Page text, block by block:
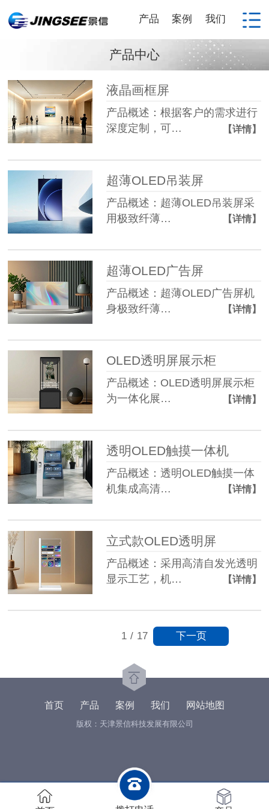
产品 案例 我们
产品中心
液晶画框屏
产品概述：根据客户的需求进行
深度定制，可…
【详情】
超薄OLED吊装屏
产品概述：超薄OLED吊装屏采
用极致纤薄…
【详情】
超薄OLED广告屏
产品概述：超薄OLED广告屏机
身极致纤薄…
【详情】
OLED透明屏展示柜
产品概述：OLED透明屏展示柜
为一体化展…
【详情】
透明OLED触摸一体机
产品概述：透明OLED触摸一体
机集成高清…
【详情】
立式款OLED透明屏
产品概述：采用高清自发光透明
显示工艺，机…
【详情】
1 / 17 下一页
首页 产品 案例 我们 网站地图
版权：天津景信科技发展有限公司